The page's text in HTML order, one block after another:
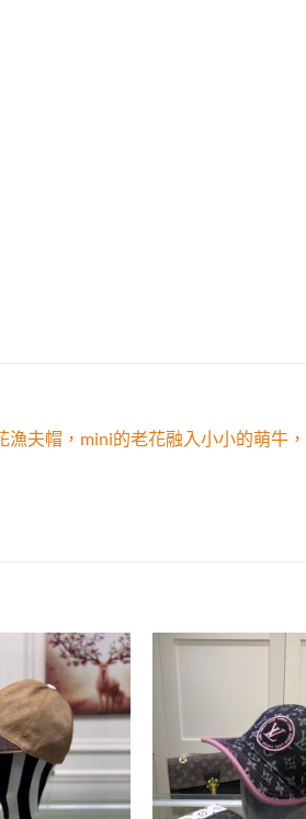
漁夫帽，mini的老花融入小小的萌牛
Add to
wishlist